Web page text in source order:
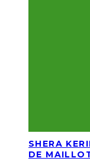
SHERA
DE